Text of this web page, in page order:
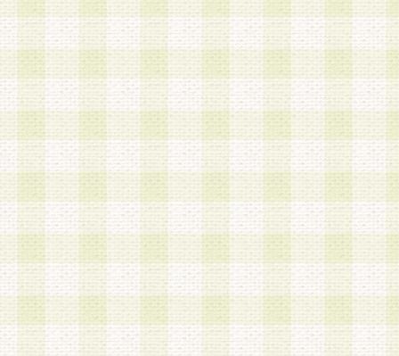
a.既に登録されている会員と同一のメールアドレ
録する場合
b.本サービスと同様のサービスを提供している企
業に従事していると思われる本人またはその家族
場合
c.その他当社が不適切と判断する場合
2.当社は、会員登録希望者を会員として承認する
した 場合、会員登録希望者による会員登録手続
による承認後の場合であっても、会員登録の取り
の抹消を、当社が適切と判 断する方法・手段に
とができるものとします。
3.会員登録希望者が18歳未満、成年被後見人、被
人 である場合は、親権者などの法定代理人の同
録を行うものとします。なお、義務教育学齢に該